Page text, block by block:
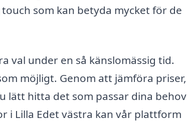
som kan betyda mycket för de
val under en så känslomässig tid.
möjligt. Genom att jämföra priser,
lätt hitta det som passar dina behov
i Lilla Edet västra kan vår plattform